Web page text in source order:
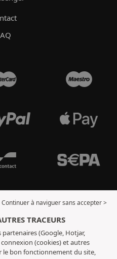
Continuer à naviguer sans accepter >
TRACEURS
partenaires (Google, Hotjar,
(cookies) et autres
le bon fonctionnement du site,